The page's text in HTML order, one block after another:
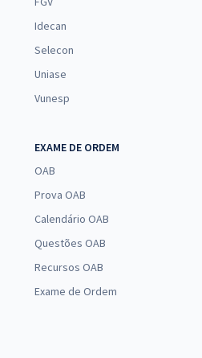
Idecan
Selecon
Uniase
Vunesp
EXAME DE ORDEM
OAB
Prova OAB
Calendário OAB
Questões OAB
Recursos OAB
Exame de Ordem